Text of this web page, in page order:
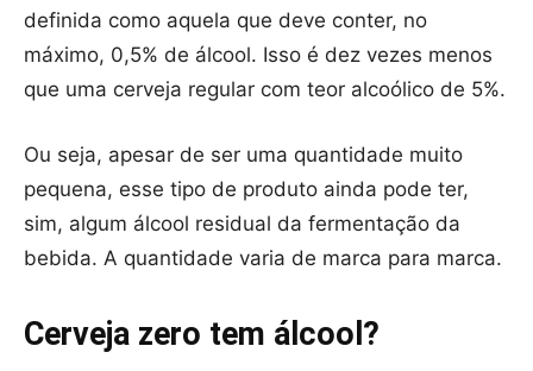
definida como aquela que deve conter, no
máximo, 0,5% de álcool. Isso é dez vezes menos
que uma cerveja regular com teor alcoólico de 5%.
Ou seja, apesar de ser uma quantidade muito
pequena, esse tipo de produto ainda pode ter,
sim, algum álcool residual da fermentação da
bebida. A quantidade varia de marca para marca.
Cerveja zero tem álcool?